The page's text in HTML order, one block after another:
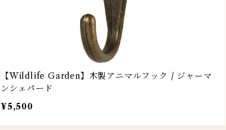
【Wildlife Garden】木製アニマルフック / ジャーマ
ンシェパード
¥5,500